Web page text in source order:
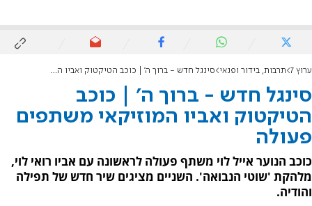
ערוץ 7 תרבות, בידור ופנאי סינגל חדש - ברוך ה' | כוכב הטיקטוק ואביו המוזיקאי משתפים פעולה
סינגל חדש - ברוך ה' | כוכב
הטיקטוק ואביו המוזיקאי משתפים
פעולה
כוכב הנוער אייל לוי משתף פעולה לראשונה עם אביו רואי לוי,
מלהקת 'שוטי הנבואה'. השניים מציגים שיר חדש של תפילה
והודיה.